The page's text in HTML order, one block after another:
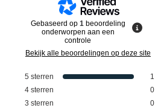
Gebaseerd op 1 beoordeling
onderworpen aan een
controle
Bekijk alle beoordelingen op deze site
5 sterren
1
4 sterren
0
3 sterren
0